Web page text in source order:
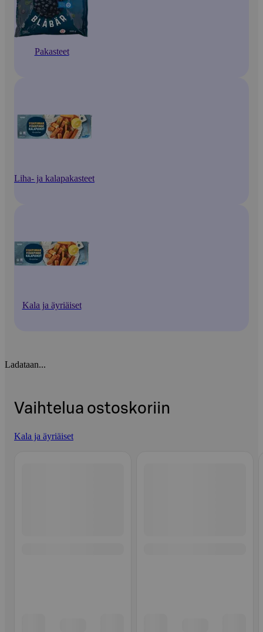
Pakasteet
Liha- ja kalapakasteet
Kala ja äyriäiset
Ladataan...
Vaihtelua ostoskoriin
Kala ja äyriäiset